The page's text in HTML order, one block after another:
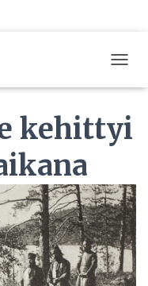
O
L
V
I
G
A
T
I
O
kehittyi